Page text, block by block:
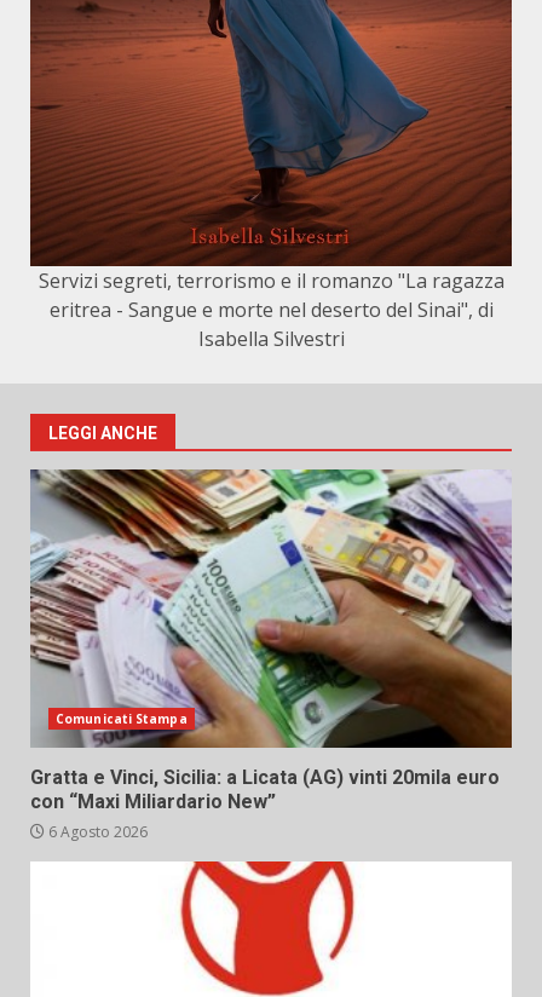
Servizi segreti, terrorismo e il romanzo "La ragazza
eritrea - Sangue e morte nel deserto del Sinai", di
Isabella Silvestri
LEGGI ANCHE
Comunicati Stampa
Gratta e Vinci, Sicilia: a Licata (AG) vinti 20mila euro
con “Maxi Miliardario New”
6 Agosto 2026